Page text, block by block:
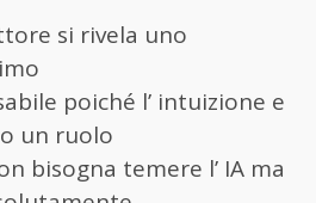
si rivela uno
poiché l’ intuizione e
un ruolo
bisogna temere l’ IA ma